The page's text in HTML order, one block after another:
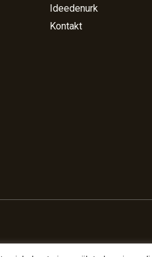
Ideedenurk
Kontakt